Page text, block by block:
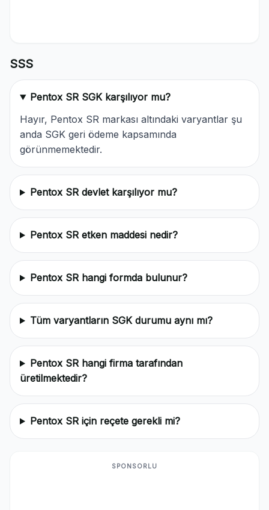
SSS
Pentox SR SGK karşılıyor mu?
Hayır, Pentox SR markası altındaki varyantlar şu
anda SGK geri ödeme kapsamında
görünmemektedir.
Pentox SR devlet karşılıyor mu?
Pentox SR etken maddesi nedir?
Pentox SR hangi formda bulunur?
Tüm varyantların SGK durumu aynı mı?
Pentox SR hangi firma tarafından
üretilmektedir?
Pentox SR için reçete gerekli mi?
SPONSORLU